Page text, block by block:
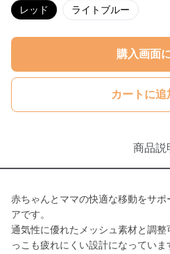
レッド ライトブルー
購入画面
カートに追
商品説
赤ちゃんとママの快適な移動をサ
アです。
通気性に優れたメッシュ素材と調
っこも疲れにくい設計になっていま